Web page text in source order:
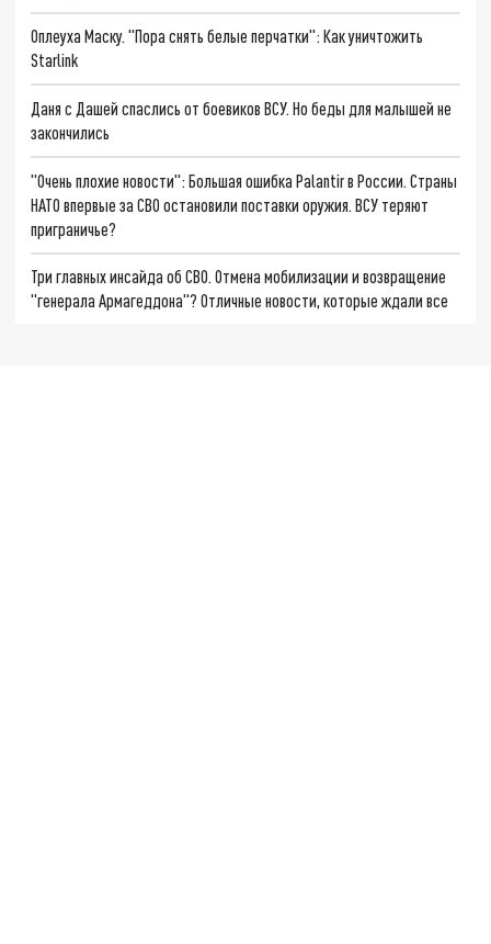
Оплеуха Маску. "Пора снять белые перчатки": Как уничтожить
Starlink
Даня с Дашей спаслись от боевиков ВСУ. Но беды для малышей не
закончились
"Очень плохие новости": Большая ошибка Palantir в России. Страны
НАТО впервые за СВО остановили поставки оружия. ВСУ теряют
приграничье?
Три главных инсайда об СВО. Отмена мобилизации и возвращение
"генерала Армагеддона"? Отличные новости, которые ждали все